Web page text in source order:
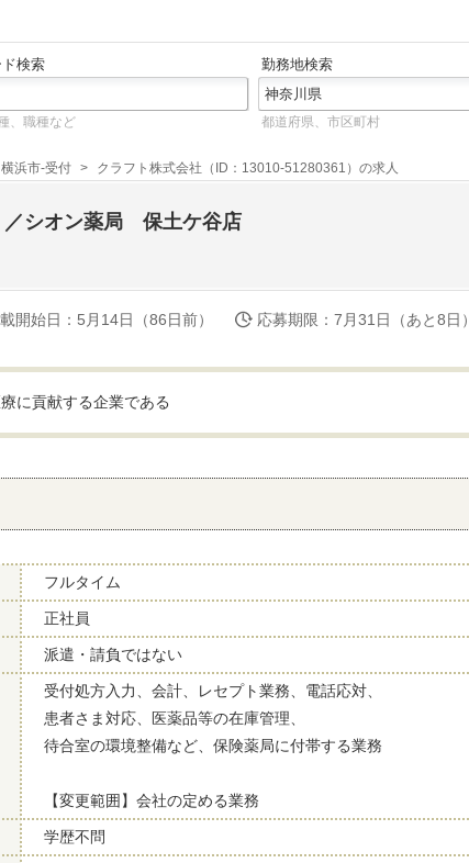
検索 勤務地検索
、職種など 都道府県、市区町村
横浜市-受付 クラフト株式会社（ID：13010-51280361）の求人
／シオン薬局 保土ケ谷店
開始日 ：5月14日（86日前） 応募期限 ：7月31日（あと8日）
に貢献する企業である
フルタイム
正社員
派遣・請負ではない
受付処方入力、会計、レセプト業務、電話応対、
患者さま対応、医薬品等の在庫管理、
待合室の環境整備など、保険薬局に付帯する業務
【変更範囲】会社の定める業務
学歴不問